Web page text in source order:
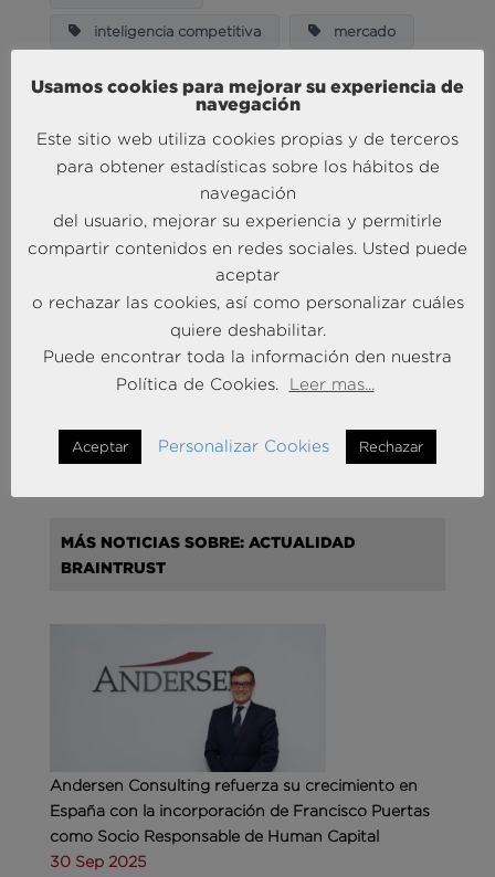
inteligencia competitiva mercado
SIMILAR DOWNLOADS
¿Qué es un
Observatorio de la
Competencia?
598.73 KB 14 Descargas
febrero 3, 2021 Descargar
MÁS NOTICIAS SOBRE: ACTUALIDAD
BRAINTRUST
Andersen Consulting refuerza su crecimiento en
España con la incorporación de Francisco Puertas
como Socio Responsable de Human Capital
30 Sep 2025
Usamos cookies para mejorar su experiencia de
navegación
Este sitio web utiliza cookies propias y de terceros
para obtener estadísticas sobre los hábitos de
navegación
del usuario, mejorar su experiencia y permitirle
compartir contenidos en redes sociales. Usted puede
aceptar
o rechazar las cookies, así como personalizar cuáles
quiere deshabilitar.
Puede encontrar toda la información den nuestra
Política de Cookies.
Leer mas...
Aceptar Personalizar Cookies Rechazar